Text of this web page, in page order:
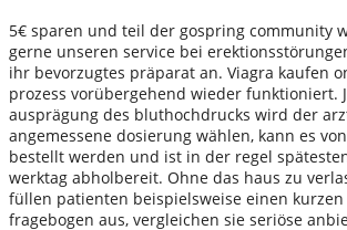
5€ sparen und teil der gospring community
gerne unseren service bei
ihr bevorzugtes präparat an. Viagra kaufen
prozess vorübergehend wieder funktioniert.
ausprägung des bluthochdrucks wird der
angemessene dosierung wählen, kann es
bestellt werden und ist in der regel
werktag abholbereit. Ohne das haus zu
füllen patienten beispielsweise einen
fragebogen aus, vergleichen sie seriöse